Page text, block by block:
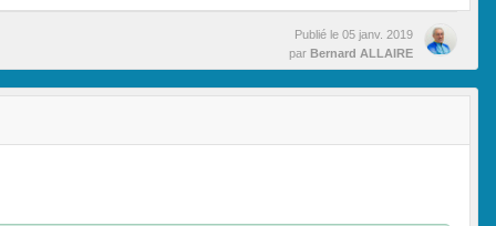
Publié le 05 janv. 2019
par Bernard ALLAIRE